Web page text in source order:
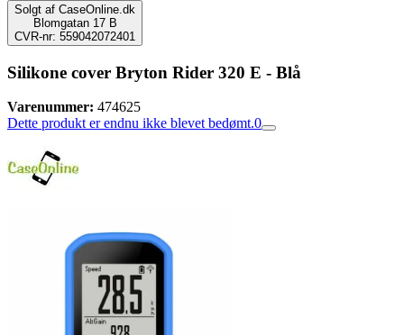
Solgt af CaseOnline.dk
Blomgatan 17 B
CVR-nr: 559042072401
Silikone cover Bryton Rider 320 E - Blå
Varenummer: 474625
Dette produkt er endnu ikke blevet bedømt.0